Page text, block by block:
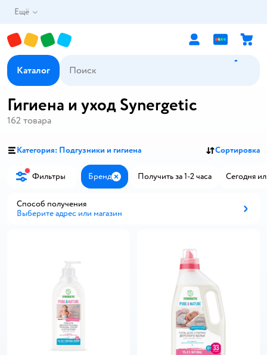
Ещё
Каталог
Гигиена и уход Synergetic
162 товара
Категория: Подгузники и гигиена Сортировка
Фильтры Бренд ЗакрытьПолучить за 1-2 часа Сегодня
Способ получения
Выберите адрес или магазин